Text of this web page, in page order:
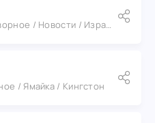
/ Ямайка / Кингстон